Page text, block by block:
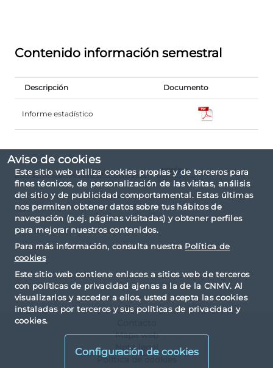
Aviso de cookies
Este sitio web utiliza cookies propias y de terceros para
fines técnicos, de personalización de las visitas, análisis
del sitio y de publicidad comportamental. Estas últimas
nos permiten obtener datos sobre tus hábitos de
navegación (p.ej. páginas visitadas) y obtener perfiles
para mejorar nuestros contenidos.
Para más información, consulta nuestra Política de
cookies
Este sitio web contiene enlaces a sitios web de terceros
con políticas de privacidad ajenas a la de la CNMV. Al
visualizarlos y acceder a ellos, usted acepta las cookies
instaladas por terceros y sus políticas de privacidad y
cookies.
Configuración de cookies
Contenido información semestral
Descripción Documento
Informe estadístico
Informe completo en formato
El informe ha sido elaborado basándose en la
taxonomía IPP.
Mapa web
Nota legal
Política de cookies